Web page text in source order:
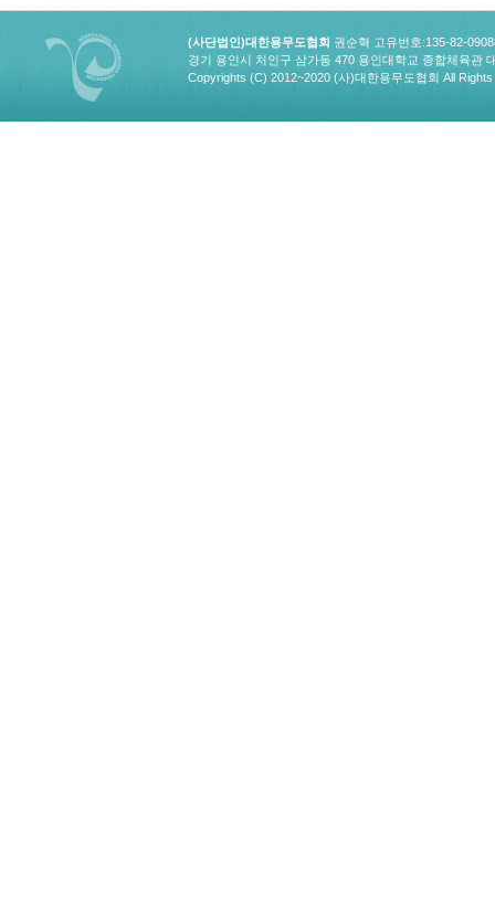
(사단법인)대한용무도협회 권순혁 고유번호:135-82-
경기 용인시 처인구 삼가동 470 용인대학교 종합체육관
Copyrights (C) 2012~2020 (사)대한용무도협회 All